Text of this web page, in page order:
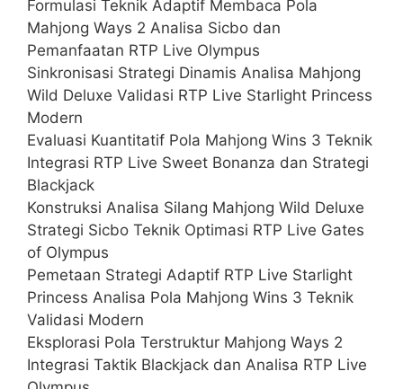
Formulasi Teknik Adaptif Membaca Pola
Mahjong Ways 2 Analisa Sicbo dan
Pemanfaatan RTP Live Olympus
Sinkronisasi Strategi Dinamis Analisa Mahjong
Wild Deluxe Validasi RTP Live Starlight Princess
Modern
Evaluasi Kuantitatif Pola Mahjong Wins 3 Teknik
Integrasi RTP Live Sweet Bonanza dan Strategi
Blackjack
Konstruksi Analisa Silang Mahjong Wild Deluxe
Strategi Sicbo Teknik Optimasi RTP Live Gates
of Olympus
Pemetaan Strategi Adaptif RTP Live Starlight
Princess Analisa Pola Mahjong Wins 3 Teknik
Validasi Modern
Eksplorasi Pola Terstruktur Mahjong Ways 2
Integrasi Taktik Blackjack dan Analisa RTP Live